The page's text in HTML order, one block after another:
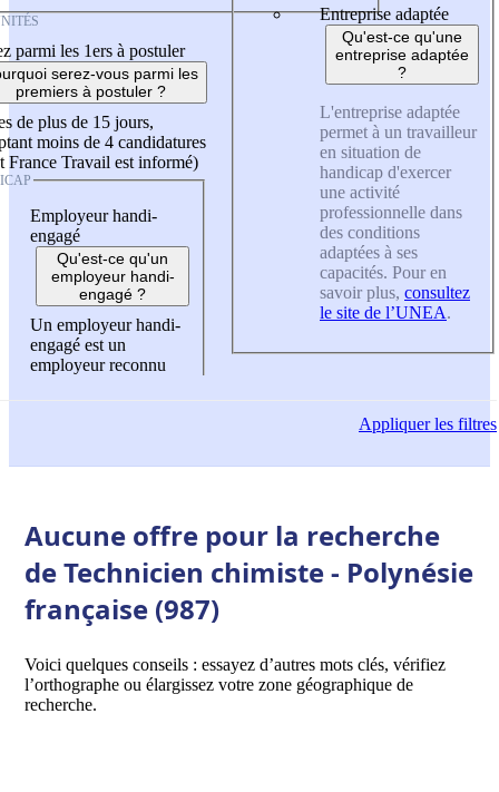
parmi les 1ers à postuler
serez-vous parmi les
premiers à postuler ?
de plus de 15 jours,
moins de 4 candidatures
France Travail est informé)
Employeur handi-
engagé
Qu'est-ce qu'un
employeur handi-
engagé ?
Un employeur handi-
engagé est un
employeur reconnu
Entreprise adaptée
Qu'est-ce qu'une
entreprise adaptée
?
L'entreprise adaptée
permet à un travailleur
en situation de
handicap d'exercer
une activité
professionnelle dans
des conditions
adaptées à ses
capacités. Pour en
savoir plus, consultez
le site de l’UNEA.
Appliquerles filtres
Aucune offre pour la recherche
de Technicien chimiste - Polynésie
française (987)
Voici quelques conseils : essayez d’autres mots clés, vérifiez
l’orthographe ou élargissez votre zone géographique de
recherche.